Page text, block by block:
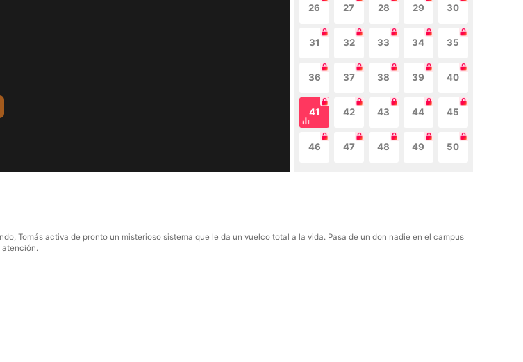
26 27 28 29 30
31 32 33 34 35
36 37 38 39 40
41 42 43 44 45
46 47 48 49 50
Tomás activa de pronto un misterioso sistema que le da un vuelco total a la vida. Pasa de un don nadie en el campus
atención.